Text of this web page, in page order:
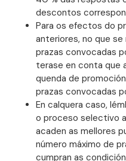
descontos
Para os efectos do
anteriores, no que
prazas convocadas
terase en conta que
quenda de
prazas convocadas
En calquera caso,
o proceso selectivo
acaden as mellores
número máximo de
cumpran as